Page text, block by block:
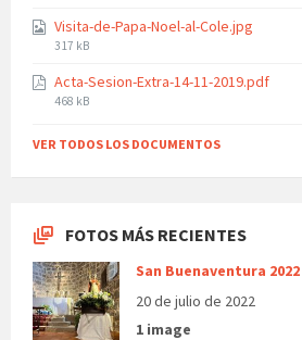
Visita-de-Papa-Noel-al-Cole.jpg
File
317 kB
Acta-Sesion-Extra-14-11-2019.pdf
File
468 kB
VER TODOS LOS DOCUMENTOS
FOTOS MÁS RECIENTES
San Buenaventura 2022
20 de julio de 2022
1 image